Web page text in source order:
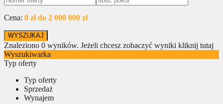
Cena: 0 zł do 2 000 000 zł
Znaleziono 0 wyników. Jeżeli chcesz zobaczyć wyniki kliknij tutaj
Wyszukiwarka
Typ oferty
Typ oferty
Sprzedaż
Wynajem